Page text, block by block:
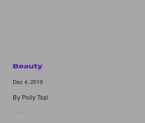
Beauty
Dec 4, 2019
By Polly Tsai